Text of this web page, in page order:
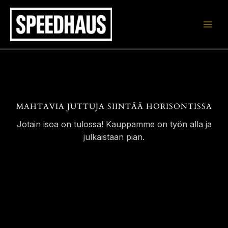
Siirry
sisältöön
MAHTAVIA JUTTUJA SIINTÄÄ HORISONTISSA
Jotain isoa on tulossa! Kauppamme on työn alla ja
julkaistaan pian.